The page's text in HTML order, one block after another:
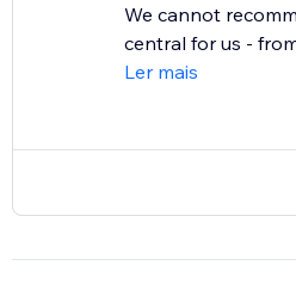
We cannot
central for us -
Ler mais